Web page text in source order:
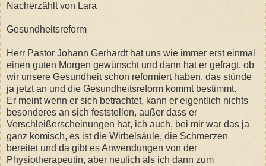
Nacherzählt von Lara
Gesundheitsreform
Herr Pastor Johann Gerhardt hat uns wie immer erst einmal
einen guten Morgen gewünscht und dann hat er gefragt, ob
wir unsere Gesundheit schon reformiert haben, das stünde
ja jetzt an und die Gesundheitsreform kommt bestimmt.
Er meint wenn er sich betrachtet, kann er eigentlich nichts
besonderes an sich feststellen, außer dass er
Verschleißerscheinungen hat, ich auch, bei mir war das ja
ganz komisch, es ist die Wirbelsäule, die Schmerzen
bereitet und da gibt es Anwendungen von der
Physiotherapeutin, aber neulich als ich dann zum